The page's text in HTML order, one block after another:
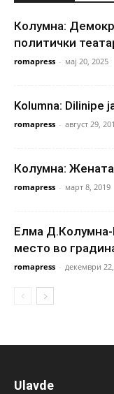
Колумна:
политички
romapress - мај 20, 2025
Kolumna: Dilinipe
romapress - август 29,
Колумна:
romapress - март 8, 2019
Елма Д.Колумна-
место во
romapress - декември
Ulavde